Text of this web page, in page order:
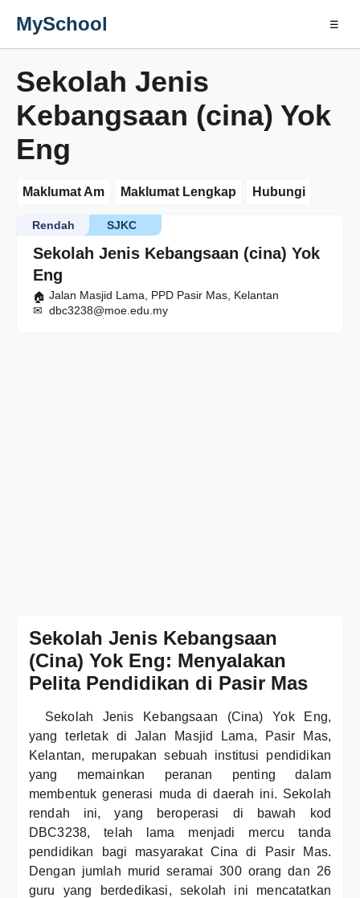
MySchool ☰
Sekolah Jenis
Kebangsaan (cina) Yok
Eng
Maklumat Am Maklumat Lengkap Hubungi
Sekolah Jenis Kebangsaan (cina) Yok
Eng
SJKC
Rendah
Jalan Masjid Lama, PPD Pasir Mas, Kelantan
dbc3238@moe.edu.my
Sekolah Jenis Kebangsaan
(Cina) Yok Eng: Menyalakan
Pelita Pendidikan di Pasir Mas
Sekolah Jenis Kebangsaan (Cina) Yok Eng,
yang terletak di Jalan Masjid Lama, Pasir Mas,
Kelantan, merupakan sebuah institusi pendidikan
yang memainkan peranan penting dalam
membentuk generasi muda di daerah ini. Sekolah
rendah ini, yang beroperasi di bawah kod
DBC3238, telah lama menjadi mercu tanda
pendidikan bagi masyarakat Cina di Pasir Mas.
Dengan jumlah murid seramai 300 orang dan 26
guru yang berdedikasi, sekolah ini mencatatkan